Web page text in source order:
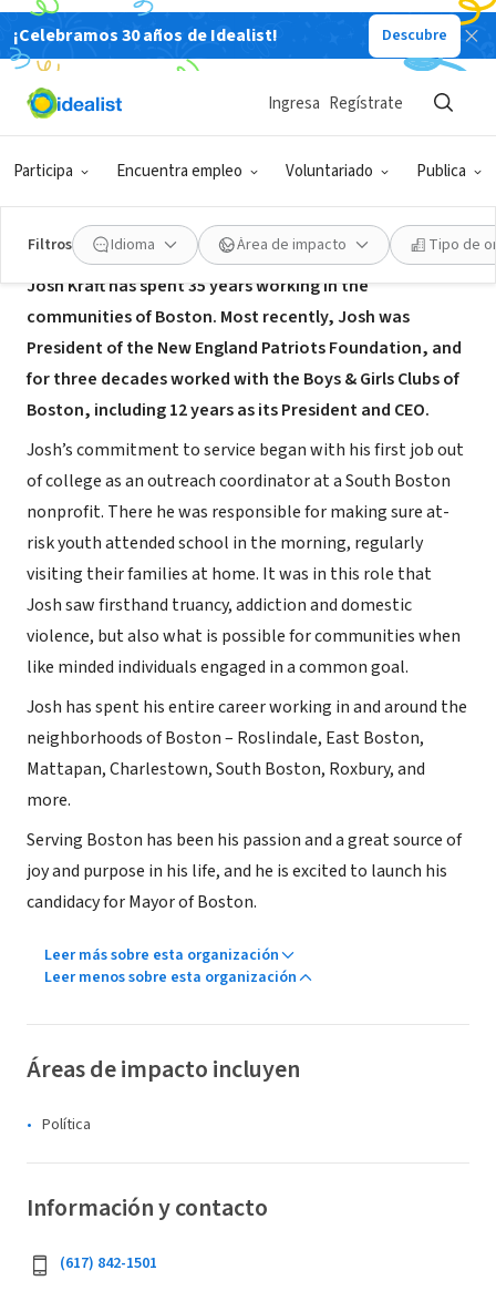
¡Celebramos 30 años de Idealist! Descubre
Participa Encuentra empleo Voluntariado Publica
Ingresa Regístrate
Filtros Idioma Área de impacto Tipo de
ORGANIZACIÓN SIN FIN DE LUCRO
Josh Kraft for Mayor of Boston
Acerca de
Josh Kraft has spent 35 years working in the
communities of Boston. Most recently, Josh was
President of the New England Patriots Foundation, and
for three decades worked with the Boys & Girls Clubs of
Boston, including 12 years as its President and CEO.
Josh’s commitment to service began with his first job out
of college as an outreach coordinator at a South Boston
nonprofit. There he was responsible for making sure at-
risk youth attended school in the morning, regularly
visiting their families at home. It was in this role that
Josh saw firsthand truancy, addiction and domestic
violence, but also what is possible for communities when
like minded individuals engaged in a common goal.
Josh has spent his entire career working in and around the
neighborhoods of Boston – Roslindale, East Boston,
Mattapan, Charlestown, South Boston, Roxbury, and
more.
Serving Boston has been his passion and a great source of
joy and purpose in his life, and he is excited to launch his
candidacy for Mayor of Boston.
Leer más sobre esta organización
Leer menos sobre esta organización
Áreas de impacto incluyen
Política
Información y contacto
(617) 842-1501